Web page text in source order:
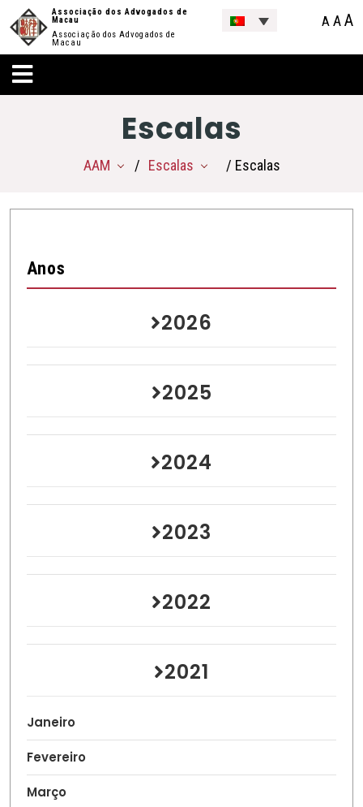
Associação dos Advogados de
Macau
Associação dos Advogados de
Macau
A AA
Escalas
AAM Escalas / Escalas
Anos
2026
2025
2024
2023
2022
2021
Janeiro
Fevereiro
Março